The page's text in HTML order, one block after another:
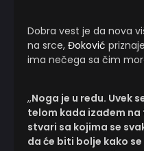
Dobra vest je da nova
na srce, Đoković
ima nečega sa čim
,,Noga je u redu. Uvek
telom kada izađem na
stvari sa kojima se
da će biti bolje kako